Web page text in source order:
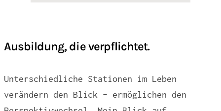
Ausbildung, die verpflichtet.
Unterschiedliche Stationen im Leben
verändern den Blick – ermöglichen den